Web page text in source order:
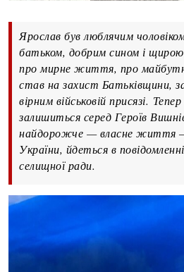
Ярослав був люблячим
батьком, добрим сином і
про мирне життя, про
став на захист Батьківщини,
вірним військовій присязі.
залишиться серед Героїв
найдорожче — власне життя
України, йдеться в
селищної ради.